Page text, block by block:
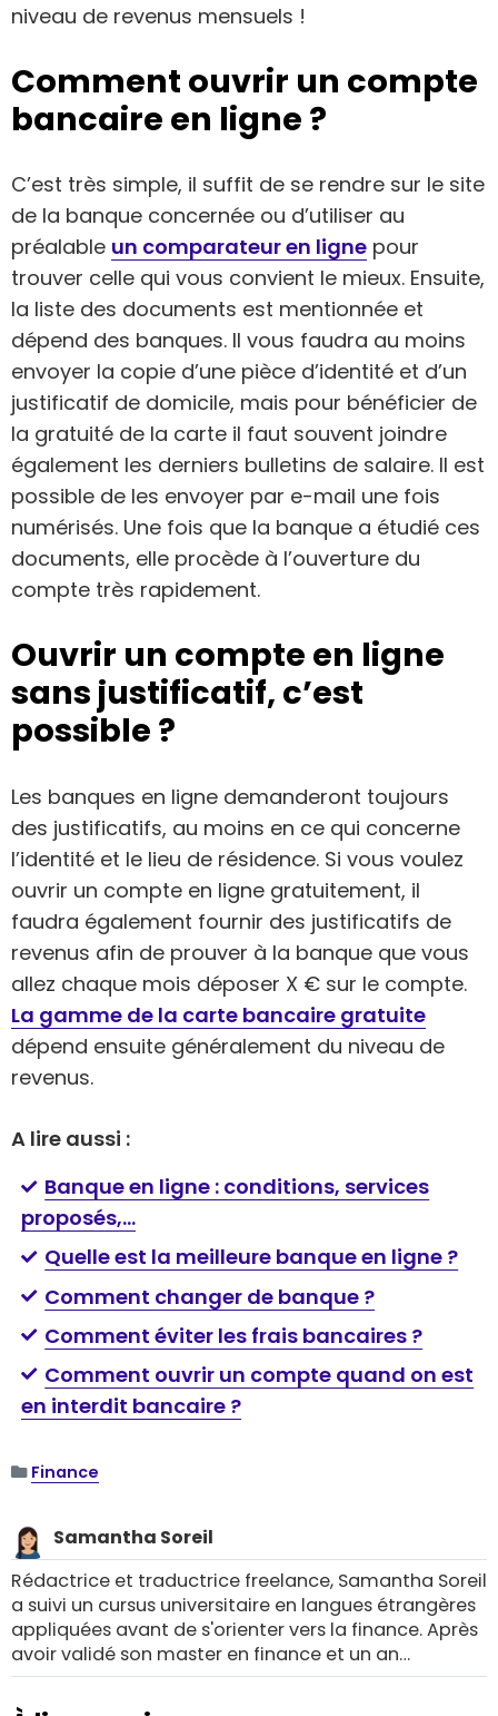
niveau de revenus mensuels !
Comment ouvrir un compte
bancaire en ligne ?
C’est très simple, il suffit de se rendre sur le site
de la banque concernée ou d’utiliser au
préalable un comparateur en ligne pour
trouver celle qui vous convient le mieux. Ensuite,
la liste des documents est mentionnée et
dépend des banques. Il vous faudra au moins
envoyer la copie d’une pièce d’identité et d’un
justificatif de domicile, mais pour bénéficier de
la gratuité de la carte il faut souvent joindre
également les derniers bulletins de salaire. Il est
possible de les envoyer par e-mail une fois
numérisés. Une fois que la banque a étudié ces
documents, elle procède à l’ouverture du
compte très rapidement.
Ouvrir un compte en ligne
sans justificatif, c’est
possible ?
Les banques en ligne demanderont toujours
des justificatifs, au moins en ce qui concerne
l’identité et le lieu de résidence. Si vous voulez
ouvrir un compte en ligne gratuitement, il
faudra également fournir des justificatifs de
revenus afin de prouver à la banque que vous
allez chaque mois déposer X € sur le compte.
La gamme de la carte bancaire gratuite
dépend ensuite généralement du niveau de
revenus.
A lire aussi :
Banque en ligne : conditions, services
proposés,…
Quelle est la meilleure banque en ligne ?
Comment changer de banque ?
Comment éviter les frais bancaires ?
Comment ouvrir un compte quand on est
en interdit bancaire ?
Finance
Samantha Soreil
Rédactrice et traductrice freelance, Samantha Soreil
a suivi un cursus universitaire en langues étrangères
appliquées avant de s'orienter vers la finance. Après
avoir validé son master en finance et un an
d'expérience en banque, elle décide de créer sa
propre entreprise à Lyon et travaille en tant que